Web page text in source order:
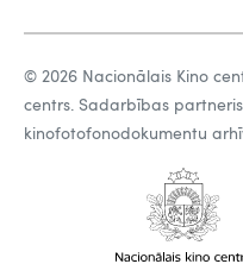
© 2026 Nacionālais Kino
centrs. Sadarbības
kinofotofonodokumentu